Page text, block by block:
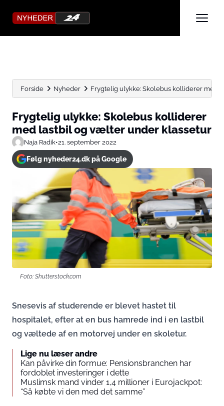
Forside Nyheder Frygtelig ulykke: Skolebus kolliderer med
Frygtelig ulykke: Skolebus kolliderer
med lastbil og vælter under klassetur
Naja Radik•21. september 2022
Følg nyheder24.dk på Google
Foto: Shutterstock.com
Snesevis af studerende er blevet hastet til
hospitalet, efter at en bus hamrede ind i en lastbil
og væltede af en motorvej under en skoletur.
Lige nu læser andre
Kan påvirke din formue: Pensionsbranchen har
fordoblet investeringer i dette
Muslimsk mand vinder 1,4 millioner i Eurojackpot:
“Så købte vi den med det samme”